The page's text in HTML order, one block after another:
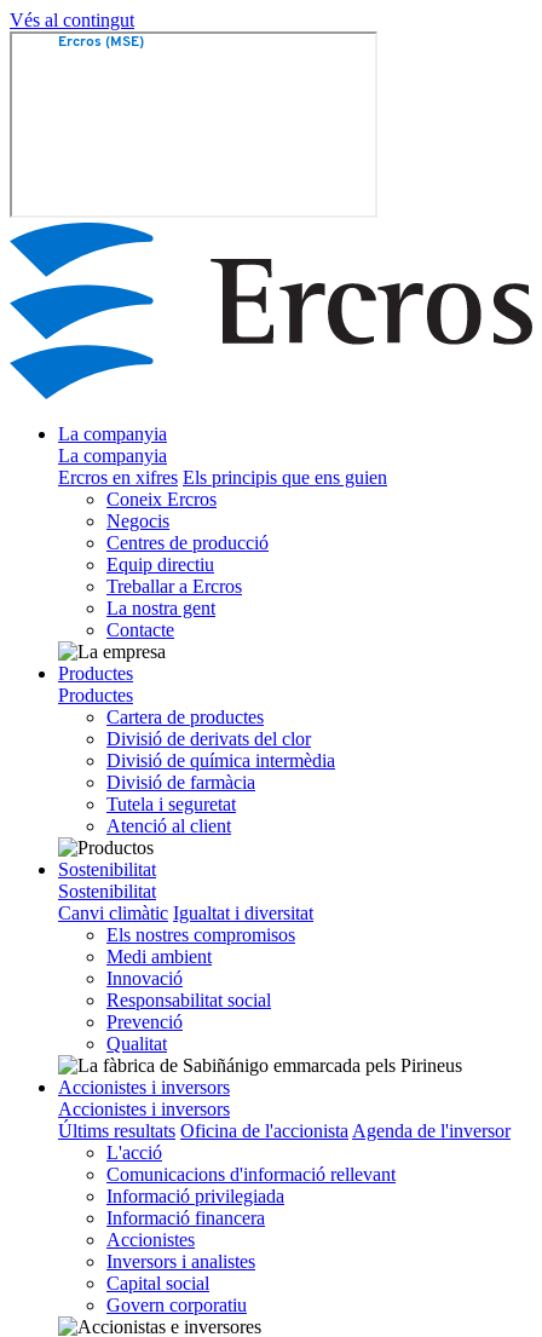
Vés al contingut
La companyia
La companyia
Ercros en xifres Els principis que ens guien
Coneix Ercros
Negocis
Centres de producció
Equip directiu
Treballar a Ercros
La nostra gent
Contacte
Productes
Productes
Cartera de productes
Divisió de derivats del clor
Divisió de química intermèdia
Divisió de farmàcia
Tutela i seguretat
Atenció al client
Sostenibilitat
Sostenibilitat
Canvi climàtic Igualtat i diversitat
Els nostres compromisos
Medi ambient
Innovació
Responsabilitat social
Prevenció
Qualitat
Accionistes i inversors
Accionistes i inversors
Últims resultats Oficina de l'accionista Agenda de l'inversor
L'acció
Comunicacions d'informació rellevant
Informació privilegiada
Informació financera
Accionistes
Inversors i analistes
Capital social
Govern corporatiu